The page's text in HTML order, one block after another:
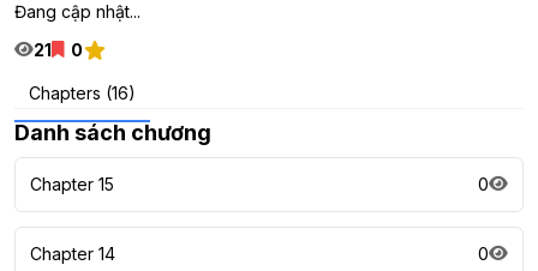
Đang cập nhật...
21
0
Chapters (16)
Danh sách chương
Chapter 15 0
Chapter 14 0